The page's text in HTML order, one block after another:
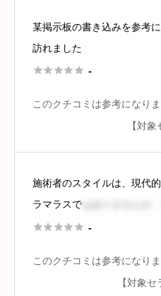
続きを見る
某掲示板の書き込みを参考
訪れました
た。可愛らしいお顔立ちな
印象でした。身長はお店の
らいに見受けられ
続きを見る
 -
このクチコミは参考になり
【対
施術者のスタイルは、現代
ラマラスではありませんが
きく、コスチュームが過激
施術者はギャルではありま
 -
このクチコミは参考になり
【対象